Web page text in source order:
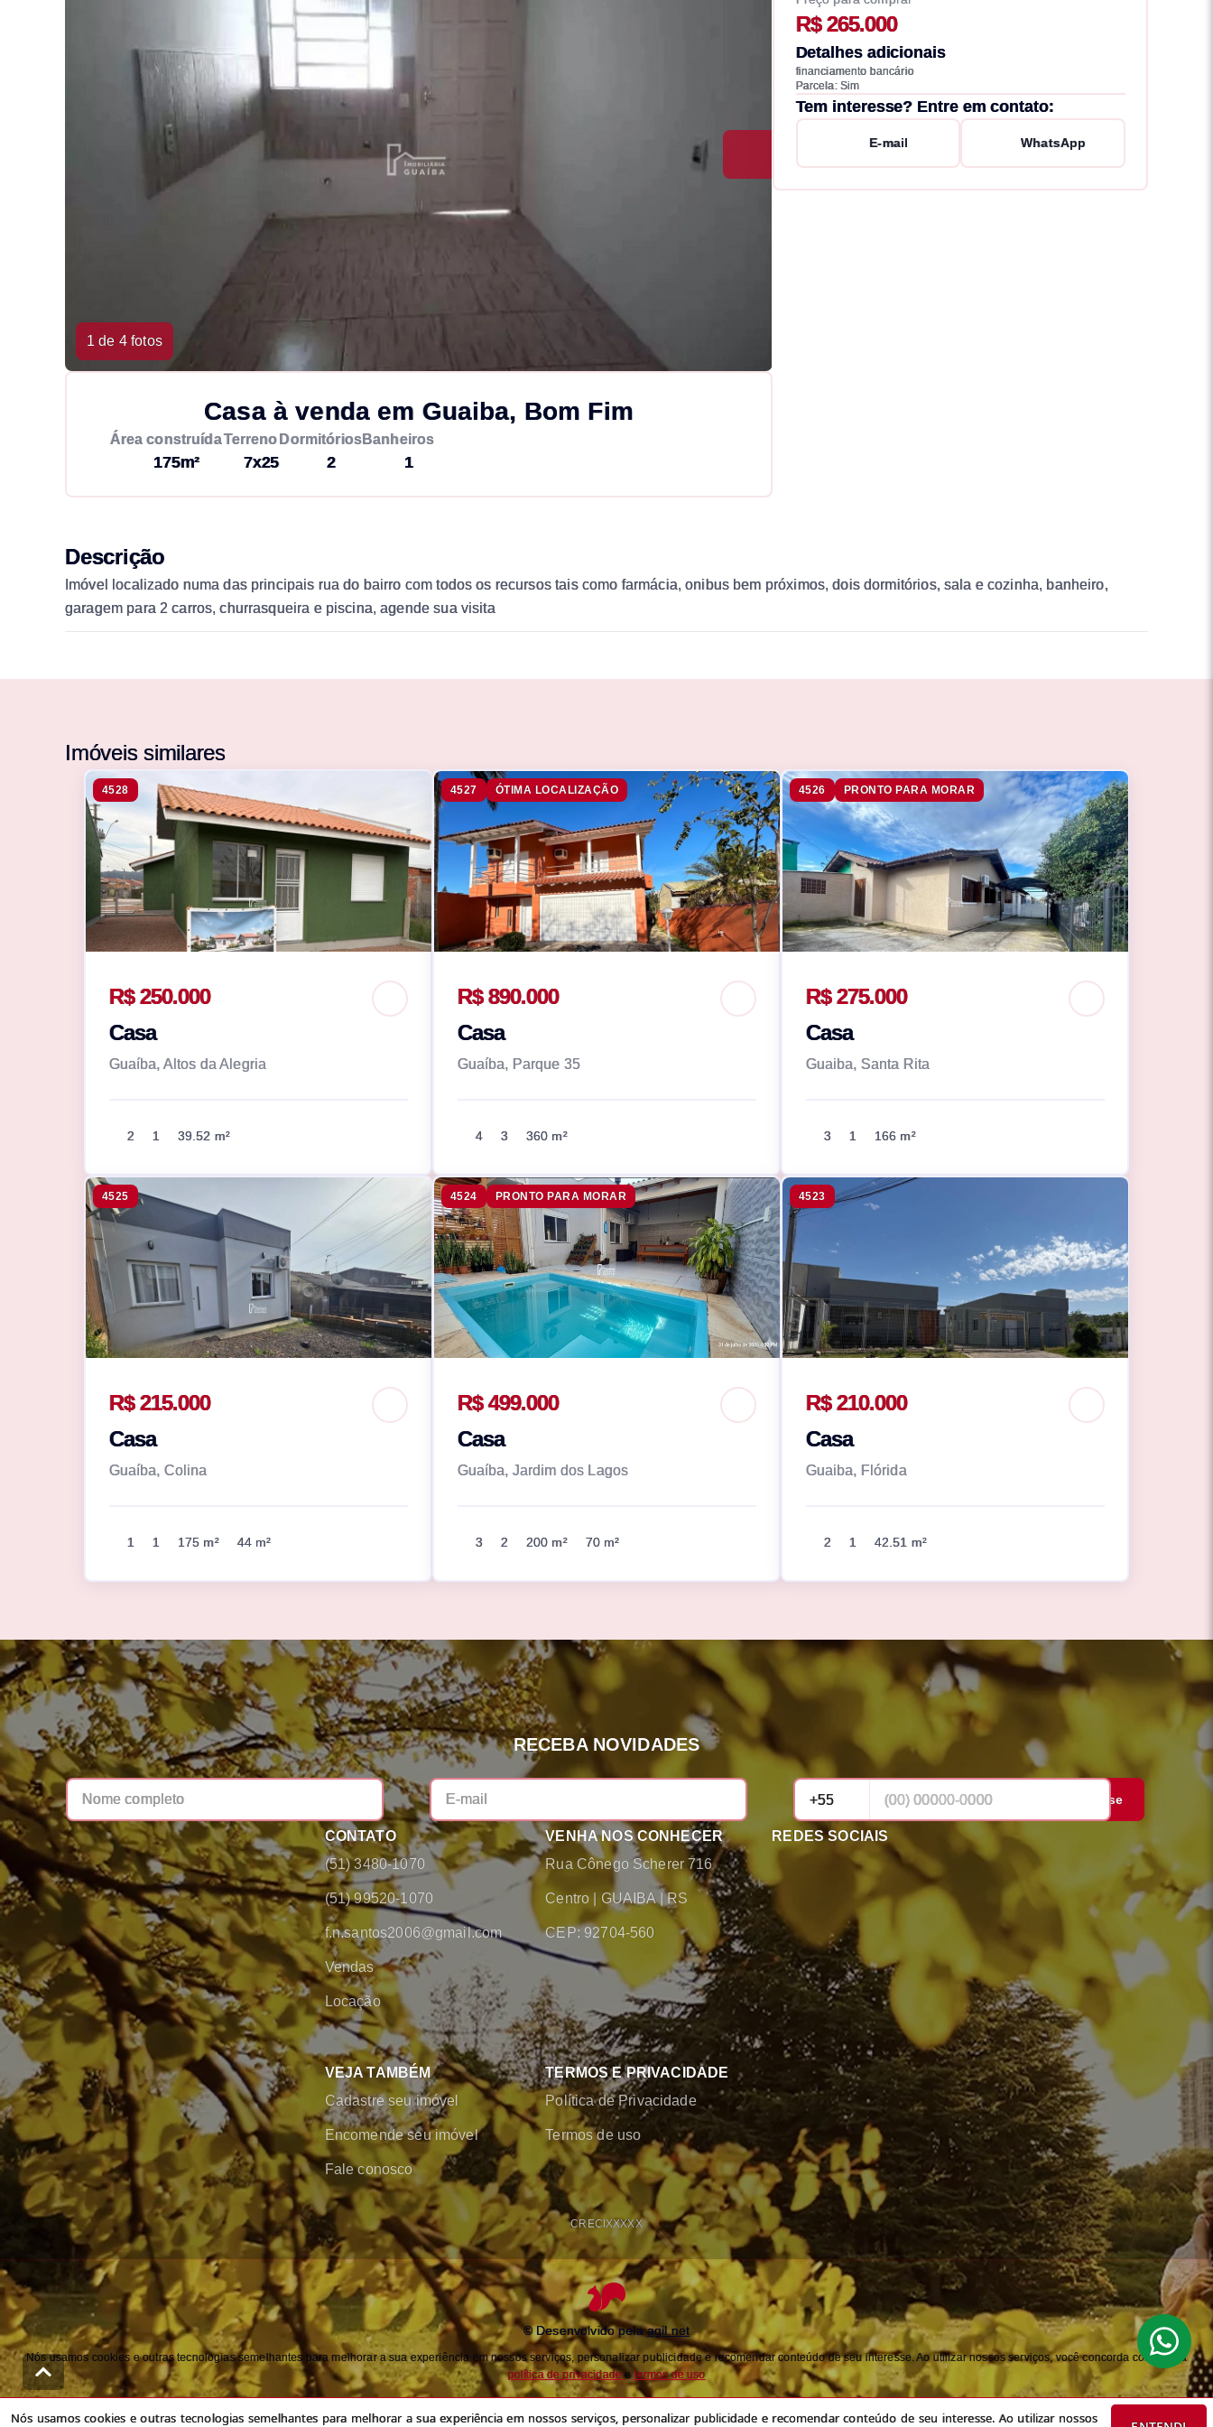
1 de 4 fotos
Casa à venda em Guaiba, Bom Fim
Área construída
175m²
Terreno
7x25
Dormitórios
2
Banheiros
1
R$ 265.000
Detalhes adicionais
financiamento bancário
Parcela: Sim
Tem interesse? Entre em contato:
E-mail WhatsApp
Descrição
Imóvel localizado numa das principais rua do bairro com todos os recursos tais como farmácia, onibus bem próximos, dois dormitórios, sala e cozinha, banheiro,
garagem para 2 carros, churrasqueira e piscina, agende sua visita
Imóveis similares
4528
R$ 250.000
Casa
Guaíba, Altos da Alegria
2 1 39.52 m²
4527 ÓTIMA LOCALIZAÇÃO
R$ 890.000
Casa
Guaíba, Parque 35
4 3 360 m²
4526 PRONTO PARA MORAR
R$ 275.000
Casa
Guaiba, Santa Rita
3 1 166 m²
4525
R$ 215.000
Casa
Guaíba, Colina
1 1 175 m² 44 m²
4524 PRONTO PARA MORAR
R$ 499.000
Casa
Guaíba, Jardim dos Lagos
3 2 200 m² 70 m²
4523
R$ 210.000
Casa
Guaiba, Flórida
2 1 42.51 m²
RECEBA NOVIDADES
Cadastrar-se
CONTATO
(51) 3480-1070
(51) 99520-1070
f.n.santos2006@gmail.com
Vendas
Locação
VENHA NOS CONHECER
Rua Cônego Scherer 716
Centro GUAIBA |RS
CEP: 92704-560
REDES SOCIAIS
VEJA TAMBÉM
Cadastre seu imóvel
Encomende seu imóvel
Fale conosco
TERMOS E PRIVACIDADE
Política de Privacidade
Termos de uso
CRECI XXXXX
© Desenvolvido pelaagil.net
Nós usamos cookies e outras tecnologias semelhantes para melhorar a sua experiência em nossos serviços, personalizar publicidade e recomendar conteúdo de seu interesse. Ao utilizar nossos serviços, você concorda com nossa
política de privacidadeetermos de uso
Nós usamos cookies e outras tecnologias semelhantes para melhorar a sua experiência em nossos serviços, personalizar publicidade e recomendar conteúdo de seu interesse. Ao utilizar nossos